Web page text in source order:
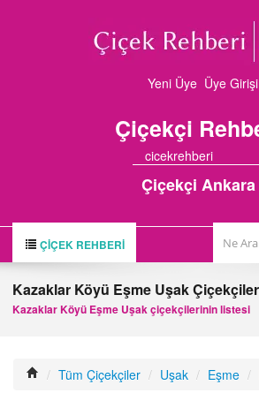
Yeni Üye Üye Girişi
Çiçekçi
cicekrehberi
Çiçekçi Ankara
ÇIÇEK REHBERI
ÇİÇEKÇİLER
FİRMA BAŞVURUSU
Kazaklar Köyü Eşme Uşak
Kazaklar Köyü Eşme Uşak çiçekçilerinin listesi
/ Tüm Çiçekçiler / Uşak / Eşme /